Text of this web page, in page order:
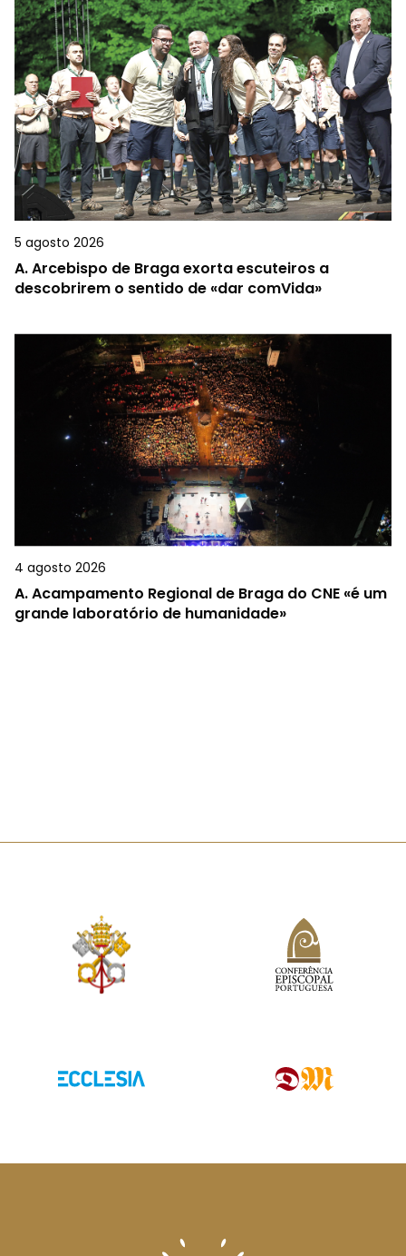
5 agosto 2026
A.Arcebispo de Braga exorta escuteiros a
descobrirem o sentido de «dar comVida»
4 agosto 2026
A.Acampamento Regional de Braga do CNE «é um
grande laboratório de humanidade»